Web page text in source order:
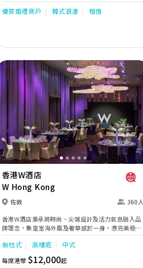
優質婚禮商戶 韓式浪漫 租借
Previous
香港W酒店
W Hong Kong
佐敦 360人
香港W酒店秉承將時尚、尖端設計及活力氣息融入品
牌理念，集皇室海外風及奢華感於一身，憑完美極優
的服務承諾，以玩味和型格姿態為新人創造難以忘懷
的世紀婚禮！超高樓底21呎的盛大華麗GREAT
ROOM宴會廳，採用無柱式設計，配合開揚巨大的落
地玻璃窗，飽覽壯麗海景。
無柱式 高樓底 中式
每席港幣 $12,000起